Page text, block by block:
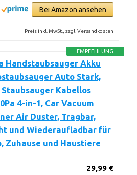
Bei Amazon ansehen
Preis inkl. MwSt., zzgl. Versandkosten
EMPFEHLUNG
Handstaubsauger Akku
Auto Stark,
Kabellos
4-in-1, Car Vacuum
Air Duster, Tragbar,
und Wiederaufladbar für
Zuhause und Haustiere
29,99 €